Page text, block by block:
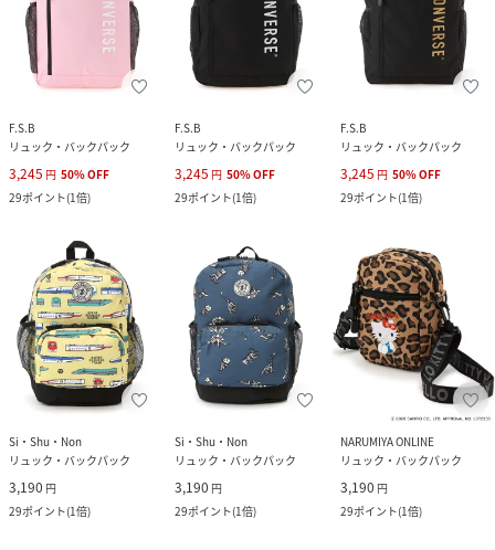
F.S.B
リュック・バックパック
3,245 円 50%OFF
29ポイント(1倍)
F.S.B
リュック・バックパック
3,245 円 50%OFF
29ポイント(1倍)
F.S.B
リュック・バックパック
3,245 円 50%OFF
29ポイント(1倍)
Si・Shu・Non
リュック・バックパック
3,190 円
29ポイント(1倍)
Si・Shu・Non
リュック・バックパック
3,190 円
29ポイント(1倍)
NARUMIYA ONLINE
リュック・バックパック
3,190 円
29ポイント(1倍)